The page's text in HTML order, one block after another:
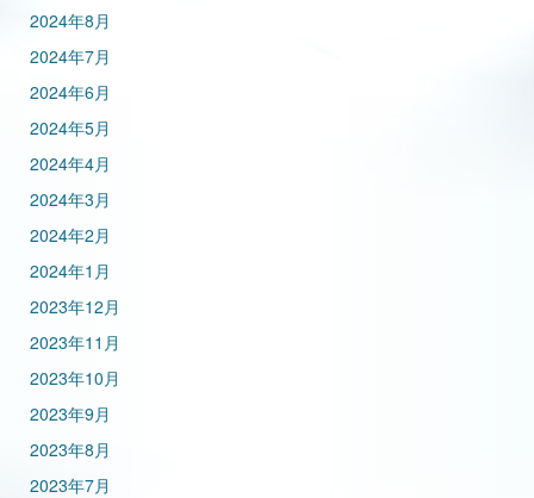
2024年8月
2024年7月
2024年6月
2024年5月
2024年4月
2024年3月
2024年2月
2024年1月
2023年12月
2023年11月
2023年10月
2023年9月
2023年8月
2023年7月